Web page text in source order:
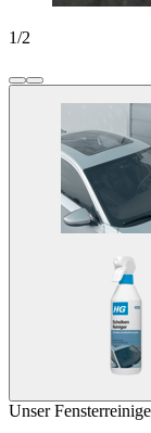
1/2
Unser